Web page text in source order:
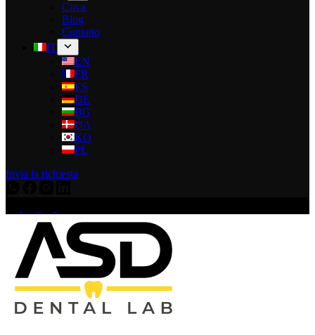
Circa
Blog
Contatto
IT
EN
FR
ES
DE
BG
DA
KO
PL
Invia la richiesta